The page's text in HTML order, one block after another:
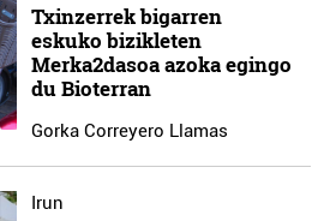
Txinzerrek bigarren
eskuko bizikleten
Merka2dasoa azoka egingo
du Bioterran
Gorka Correyero Llamas
Irun